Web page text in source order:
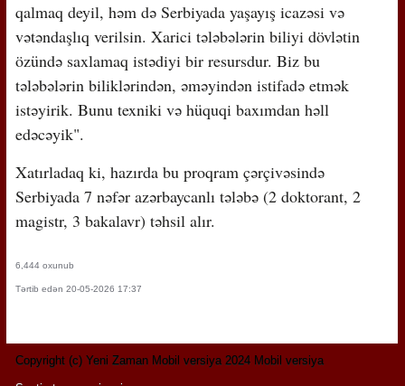
qalmaq deyil, həm də Serbiyada yaşayış icazəsi və
vətəndaşlıq verilsin. Xarici tələbələrin biliyi dövlətin
özündə saxlamaq istədiyi bir resursdur. Biz bu
tələbələrin biliklərindən, əməyindən istifadə etmək
istəyirik. Bunu texniki və hüquqi baxımdan həll
edəcəyik".
Xatırladaq ki, hazırda bu proqram çərçivəsində
Serbiyada 7 nəfər azərbaycanlı tələbə (2 doktorant, 2
magistr, 3 bakalavr) təhsil alır.
6,444 oxunub
Tərtib edən 20-05-2026 17:37
Copyright (c) Yeni Zaman Mobil versiya 2024 Mobil versiya